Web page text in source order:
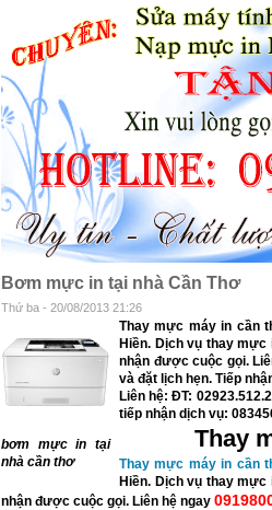
Bơm mực in tại nhà Cần Thơ
Thứ ba - 20/08/2013 21:26
bơm mực in tại
nhà cần thơ
Thay mực máy in cần
Hiền. Dịch vụ thay
nhận được cuộc gọi.
và đặt lịch hẹn. Tiếp
Liên hệ: ĐT:
tiếp nhận dịch vụ:
Thay
Thay mực máy in cần
Hiền. Dịch vụ thay
nhận được cuộc gọi. Liên hệ ngay